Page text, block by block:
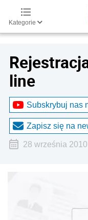
Kategorie
line
Subskrybuj nas
Zapisz się na
28 września